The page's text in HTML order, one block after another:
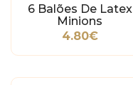
6 Balões De Latex
Minions
4.80€